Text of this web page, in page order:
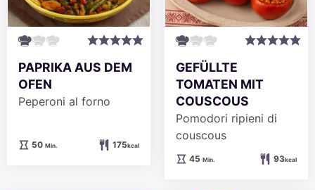
PAPRIKA AUS DEM
OFEN
Peperoni al forno
50Minuten
Min. 175kcal
GEFÜLLTE
TOMATEN MIT
COUSCOUS
Pomodori ripieni di
couscous
45Minuten
Min. 93kcal